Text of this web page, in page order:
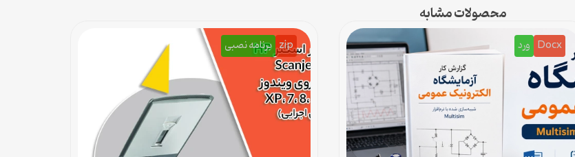
محصولات مشابه
Docx ورد zip برنامه نصبی